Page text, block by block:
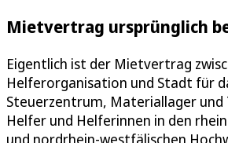
Mietvertrag ursprünglich
Eigentlich ist der Mietvertrag
Helferorganisation und Stadt für
Steuerzentrum, Materiallager
Helfer und Helferinnen in den